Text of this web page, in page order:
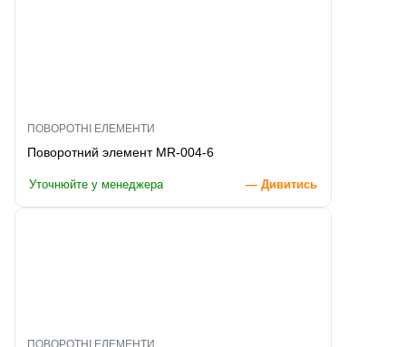
ПОВОРОТНІ ЕЛЕМЕНТИ
Поворотний элемент MR-004-6
Уточнюйте у менеджера — Дивитись
ПОВОРОТНІ ЕЛЕМЕНТИ